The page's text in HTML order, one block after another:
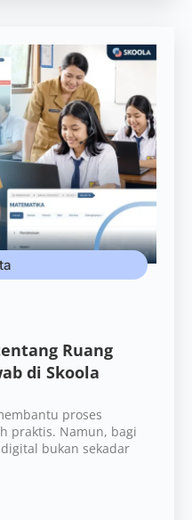
Ruang
di Skoola
proses
praktis. Namun, bagi
bukan sekadar